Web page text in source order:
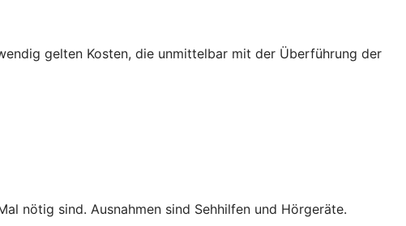
gelten Kosten, die unmittelbar mit der Überführung der
nötig sind. Ausnahmen sind Sehhilfen und Hörgeräte.